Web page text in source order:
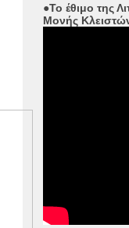
●Το έθιμο της
Μονής